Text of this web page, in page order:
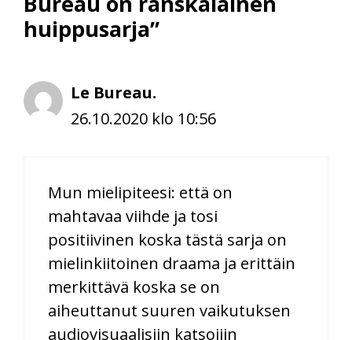
huippusarja”
Le Bureau.
26.10.2020 klo 10:56
Mun mielipiteesi: että on
mahtavaa viihde ja tosi
positiivinen koska tästä sarja on
mielinkiitoinen draama ja erittäin
merkittävä koska se on
aiheuttanut suuren vaikutuksen
audiovisuaalisiin katsojiin